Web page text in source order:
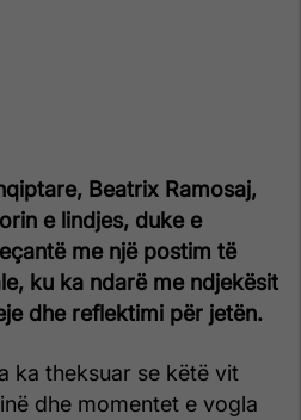
Beatrix Ramosaj,
e lindjes, duke e
me një postim të
ku ka ndarë me ndjekësit
dhe reflektimi për jetën.
ka theksuar se këtë vit
dhe momentet e vogla